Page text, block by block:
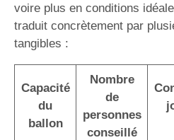
voire plus en conditions
traduit concrètement par
tangibles :
Capacité
du
ballon
Nombre
de
personnes
conseillé